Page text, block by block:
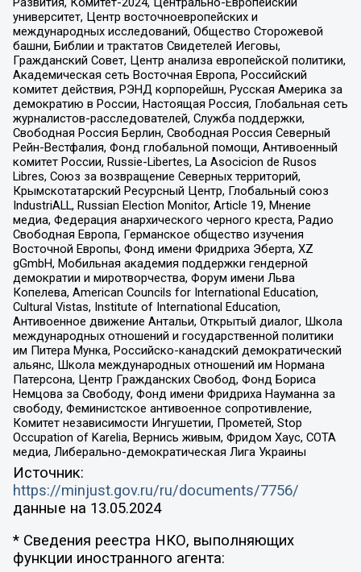
университет, Центр восточноевропейских и
международных исследований, Общество Сторожевой
башни, Библии и трактатов Свидетелей Иеговы,
Гражданский Совет, Центр анализа европейской политики,
Академическая сеть Восточная Европа, Российский
комитет действия, РЭНД корпорейшн, Русская Америка за
демократию в России, Настоящая Россия, Глобальная сеть
журналистов-расследователей, Служба поддержки,
Свободная Россия Берлин, Свободная Россия Северный
Рейн-Вестфалия, Фонд глобальной помощи, Антивоенный
комитет России, Russie-Libertes, La Asocicion de Rusos
Libres, Союз за возвращение Северных территорий,
Крымскотатарский Ресурсный Центр, Глобальный союз
IndustriALL, Russian Election Monitor, Article 19, Мнение
медиа, Федерация анархического черного креста, Радио
Свободная Европа, Германское общество изучения
Восточной Европы, Фонд имени Фридриха Эберта, XZ
gGmbH, Мобильная академия поддержки гендерной
демократии и миротворчества, Форум имени Льва
Копелева, American Councils for International Education,
Cultural Vistas, Institute of International Education,
Антивоенное движение Антальи, Открытый диалог, Школа
международных отношений и государственной политики
им Питера Мунка, Российско-канадский демократический
альянс, Школа международных отношений им Нормана
Патерсона, Центр Гражданских Свобод, Фонд Бориса
Немцова за Свободу, Фонд имени Фридриха Науманна за
свободу, Феминистское антивоенное сопротивление,
Комитет независимости Ингушетии, Прометей, Stop
Occupation of Karelia, Вернись живым, Фридом Хаус, СОТА
медиа, Либерально-демократическая Лига Украины
Источник:
https://minjust.gov.ru/ru/documents/7756/
данные на 13.05.2024
* Сведения реестра НКО, выполняющих
функции иностранного агента: